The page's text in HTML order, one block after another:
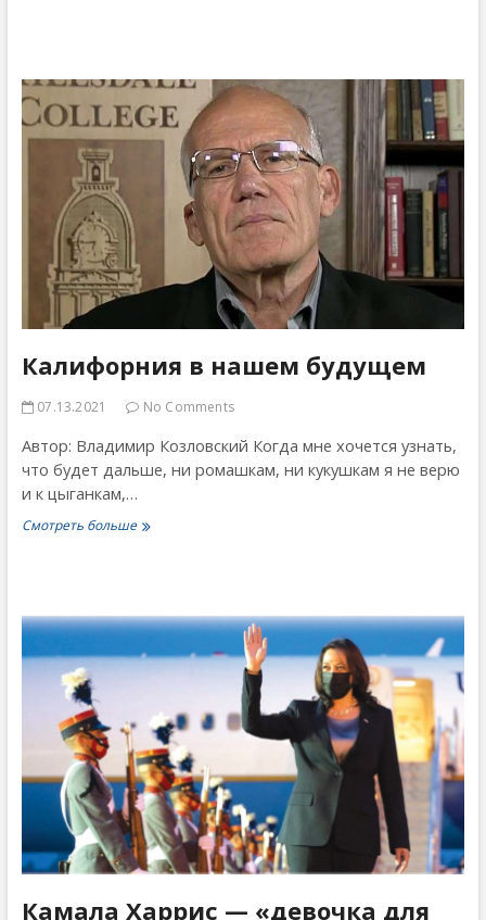
Калифорния в нашем будущем
07.13.2021 No Comments
Автор: Владимир Козловский Когда мне хочется узнать,
что будет дальше, ни ромашкам, ни кукушкам я не верю
и к цыганкам,…
Смотреть большеКалифорния
Камала Харрис — «девочка для